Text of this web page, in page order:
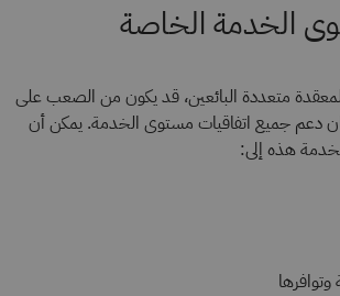
الخدمة الخاصة
المعقدة متعددة البائعين، قد يكون من الصعب على
دعم جميع اتفاقيات مستوى الخدمة. يمكن أن
هذه إلى: